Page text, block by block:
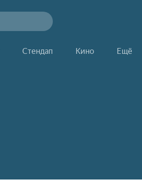
Стендап Кино Ещё